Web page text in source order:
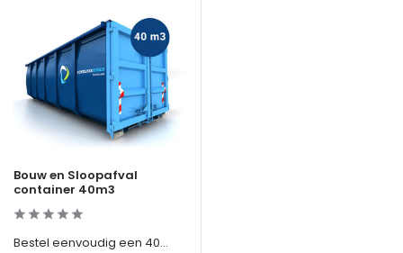
Bouw en Sloopafval
container 40m3
Bestel eenvoudig een 40...